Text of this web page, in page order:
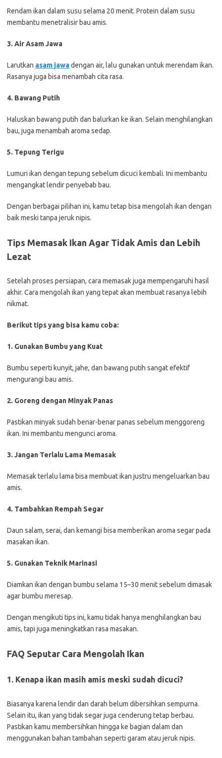
Rendam ikan dalam susu selama 20 menit. Protein dalam susu
membantu menetralisir bau amis.
3. Air Asam Jawa
Larutkan asam jawadengan air, lalu gunakan untuk merendam ikan.
Rasanya juga bisa menambah cita rasa.
4. Bawang Putih
Haluskan bawang putih dan balurkan ke ikan. Selain menghilangkan
bau, juga menambah aroma sedap.
5. Tepung Terigu
Lumuri ikan dengan tepung sebelum dicuci kembali. Ini membantu
mengangkat lendir penyebab bau.
Dengan berbagai pilihan ini, kamu tetap bisa mengolah ikan dengan
baik meski tanpa jeruk nipis.
Tips Memasak Ikan Agar Tidak Amis dan Lebih
Lezat
Setelah proses persiapan, cara memasak juga mempengaruhi hasil
akhir. Cara mengolah ikan yang tepat akan membuat rasanya lebih
nikmat.
Berikut tips yang bisa kamu coba:
1. Gunakan Bumbu yang Kuat
Bumbu seperti kunyit, jahe, dan bawang putih sangat efektif
mengurangi bau amis.
2. Goreng dengan Minyak Panas
Pastikan minyak sudah benar-benar panas sebelum menggoreng
ikan. Ini membantu mengunci aroma.
3. Jangan Terlalu Lama Memasak
Memasak terlalu lama bisa membuat ikan justru mengeluarkan bau
amis.
4. Tambahkan Rempah Segar
Daun salam, serai, dan kemangi bisa memberikan aroma segar pada
masakan ikan.
5. Gunakan Teknik Marinasi
Diamkan ikan dengan bumbu selama 15–30 menit sebelum dimasak
agar bumbu meresap.
Dengan mengikuti tips ini, kamu tidak hanya menghilangkan bau
amis, tapi juga meningkatkan rasa masakan.
FAQ Seputar Cara Mengolah Ikan
1. Kenapa ikan masih amis meski sudah dicuci?
Biasanya karena lendir dan darah belum dibersihkan sempurna.
Selain itu, ikan yang tidak segar juga cenderung tetap berbau.
Pastikan kamu membersihkan hingga ke bagian dalam dan
menggunakan bahan tambahan seperti garam atau jeruk nipis.